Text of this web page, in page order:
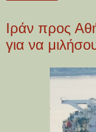
Ιράν προς
για να